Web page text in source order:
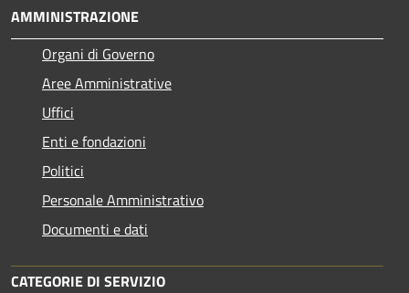
AMMINISTRAZIONE
Organi di Governo
Aree Amministrative
Uffici
Enti e fondazioni
Politici
Personale Amministrativo
Documenti e dati
CATEGORIE DI SERVIZIO